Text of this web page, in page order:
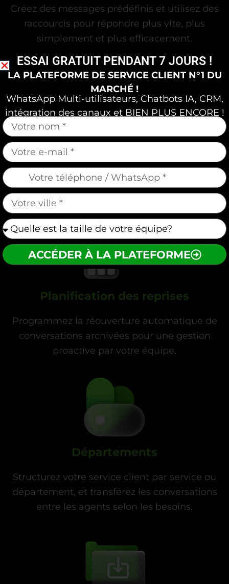
Créez des messages prédéfinis et utilisez des
raccourcis pour répondre plus vite, plus
simplement et plus efficacement.
Chatbots
Automatisez votre service client avec des
chatbots intelligents et transférez les
conversations à l’équipe quand nécessaire.
Planification des reprises
Programmez la réouverture automatique de
conversations archivées pour une gestion
proactive par votre équipe.
Départements
Structurez votre service client par service ou
département, et transférez les conversations
entre les agents selon les besoins.
ESSAI GRATUIT PENDANT 7 JOURS !
LA PLATEFORME DE SERVICE CLIENT N°1 DU
MARCHÉ !
WhatsApp Multi-utilisateurs, Chatbots IA, CRM,
intégration des canaux et BIEN PLUS ENCORE !
mauticform[nome]
mauticform[email]
mauticform[telefone]
mauticform[cidade]
mauticform[equipe]
ACCÉDER À LA PLATEFORME